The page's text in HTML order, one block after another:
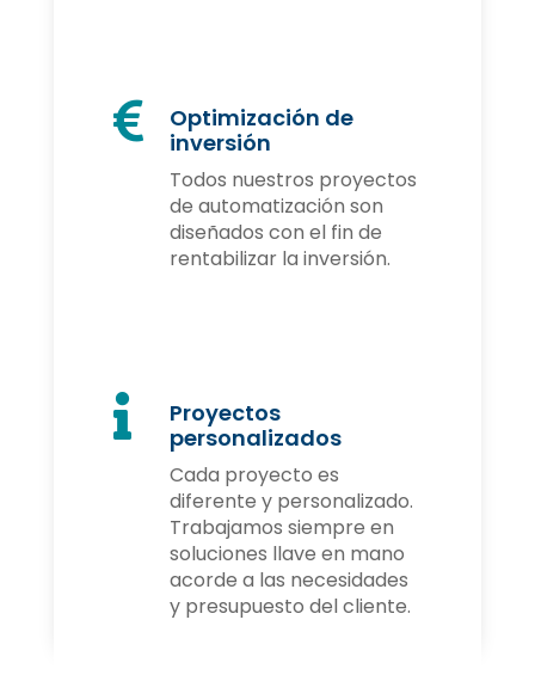

Optimización de
inversión
Todos nuestros proyectos
de automatización son
diseñados con el fin de
rentabilizar la inversión.

Proyectos
personalizados
Cada proyecto es
diferente y personalizado.
Trabajamos siempre en
soluciones llave en mano
acorde a las necesidades
y presupuesto del cliente.